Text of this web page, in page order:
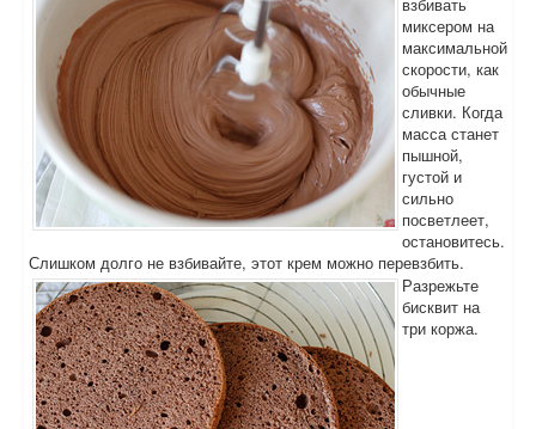
миксером на
максимальной
скорости, как
обычные
сливки. Когда
масса станет
пышной,
густой и
сильно
посветлеет,
остановитесь.
Слишком долго не взбивайте, этот крем можно перевзбить.
Разрежьте
бисквит на
три коржа.